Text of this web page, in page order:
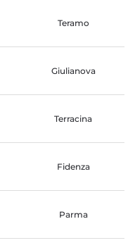
Teramo
Giulianova
Terracina
Fidenza
Parma